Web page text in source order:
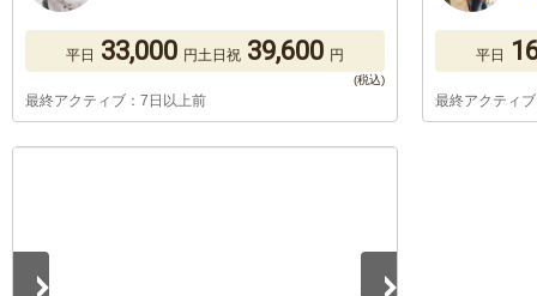
平日 33,000 円土日祝 39,600 円
最終アクティブ：7日以上前
平日
最終アクティ